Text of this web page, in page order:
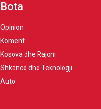
Bota
Opinion
Koment
Kosova dhe Rajoni
Shkencë dhe Teknologji
Auto